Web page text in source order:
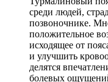
среди людей,
позвоночнике.
положительное
исходящее от
и улучшить
делятся
болевых